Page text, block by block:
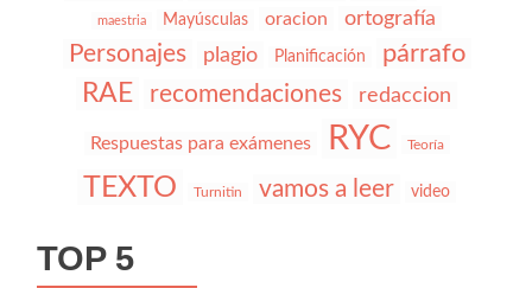
maestria Mayúsculas oracion ortografía
Personajes plagio Planificación párrafo
RAE recomendaciones redaccion
Respuestas para exámenes RYC Teoría
TEXTO Turnitin vamos a leer video
TOP 5